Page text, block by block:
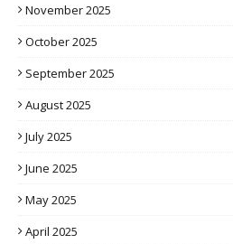
November 2025
October 2025
September 2025
August 2025
July 2025
June 2025
May 2025
April 2025